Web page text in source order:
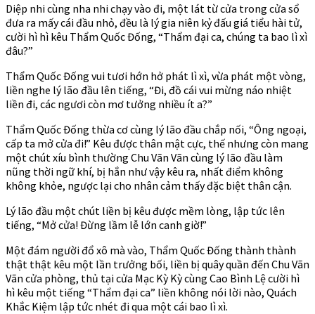
Diệp nhi cùng nha nhi chạy vào đi, một lát từ cửa trong cửa sổ
đưa ra mấy cái đầu nhỏ, đều là lý gia niên kỷ đấu giá tiểu hài tử,
cười hì hì kêu Thẩm Quốc Đống, “Thẩm đại ca, chúng ta bao lì xì
đâu?”
Thẩm Quốc Đống vui tươi hớn hở phát lì xì, vừa phát một vòng,
liền nghe lý lão đầu lên tiếng, “Đi, đồ cái vui mừng náo nhiệt
liền đi, các ngươi còn mơ tưởng nhiều ít a?”
Thẩm Quốc Đống thừa cơ cùng lý lão đầu chắp nối, “Ông ngoại,
cấp ta mở cửa đi!” Kêu được thân mật cực, thế nhưng còn mang
một chút xíu bình thường Chu Vãn Vãn cùng lý lão đầu làm
nũng thời ngữ khí, bị hắn như vậy kêu ra, nhất điểm không
không khỏe, ngược lại cho nhân cảm thấy đặc biệt thân cận.
Lý lão đầu một chút liền bị kêu được mềm lòng, lập tức lên
tiếng, “Mở cửa! Đừng lầm lễ lớn canh giờ!”
Một đám người đổ xô mà vào, Thẩm Quốc Đống thành thành
thật thật kêu một lần trưởng bối, liền bị quây quần đến Chu Vãn
Vãn cửa phòng, thủ tại cửa Mạc Kỳ Kỳ cùng Cao Bình Lệ cười hì
hì kêu một tiếng “Thẩm đại ca” liền không nói lời nào, Quách
Khắc Kiệm lập tức nhét đi qua một cái bao lì xì.